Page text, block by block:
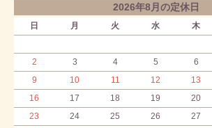
2026年8月の定休日
日 月 火 水 木
2
3 4 5 6
9
10 11 12 13
16
17 18 19 20
23
24 25 26 27